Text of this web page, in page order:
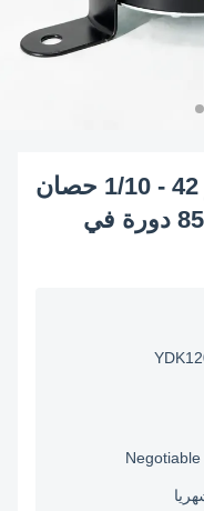
محرك مروحة مكثف إطار 42 - 1/10 حصان
فولت 50 هرتز 850 دورة في